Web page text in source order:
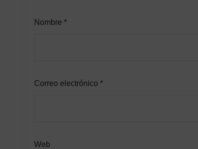
Nombre *
Correo electrónico *
Web